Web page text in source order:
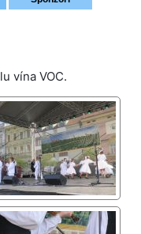
vína VOC.